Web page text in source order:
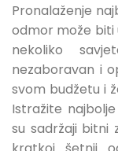
Pronalaženje
odmor može biti
nekoliko
nezaboravan i
svom budžetu i
Istražite
su sadržaji bitni